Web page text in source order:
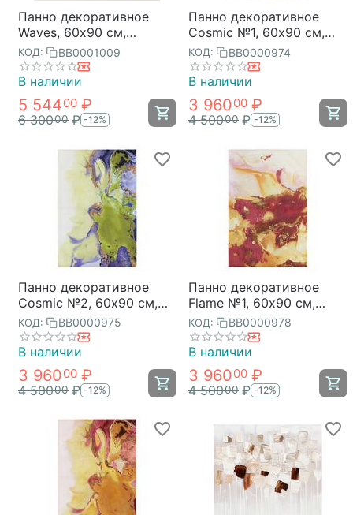
Панно декоративное
Waves, 60х90 см,
Bergenson Bjorn
КОД: BB0001009
В наличии
5 54400 ₽
6 30000 ₽ -12%
Панно декоративное
Cosmic №1, 60х90 см,
Bergenson Bjorn
КОД: BB0000974
В наличии
3 96000 ₽
4 50000 ₽ -12%
Панно декоративное
Cosmic №2, 60х90 см,
Bergenson Bjorn
КОД: BB0000975
В наличии
3 96000 ₽
4 50000 ₽ -12%
Панно декоративное
Flame №1, 60х90 см,
Bergenson Bjorn
КОД: BB0000978
В наличии
3 96000 ₽
4 50000 ₽ -12%